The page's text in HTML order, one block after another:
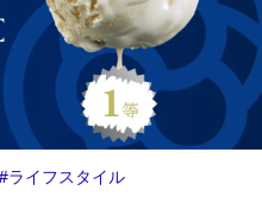
ライフスタイル